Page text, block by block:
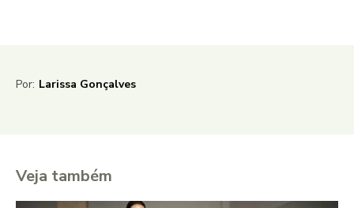
Por: Larissa Gonçalves
Veja também